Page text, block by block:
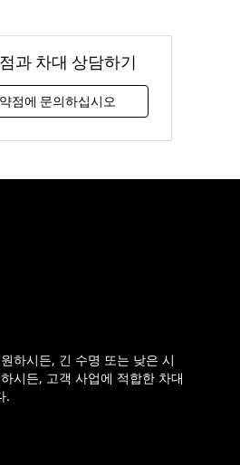
과 차대 상담하기
점에 문의하십시오
하시든, 긴 수명 또는 낮은 시
시든, 고객 사업에 적합한 차대
.